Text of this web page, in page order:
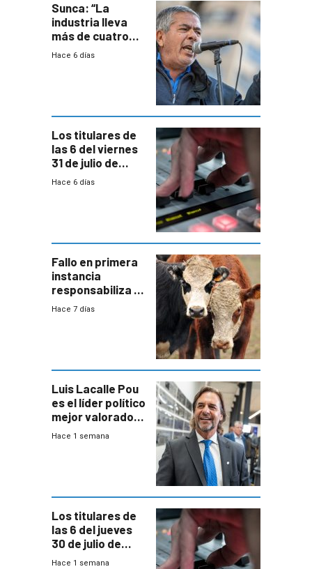
Sunca: “La
industria lleva
más de cuatro
meses sin
Hace 6 días
Los titulares de
las 6 del viernes
31 de julio de
2026
Hace 6 días
Fallo en primera
instancia
responsabiliza al
Estado por falta
Hace 7 días
Luis Lacalle Pou
es el líder político
mejor valorado
del país, según
Hace 1 semana
Los titulares de
las 6 del jueves
30 de julio de
2026
Hace 1 semana